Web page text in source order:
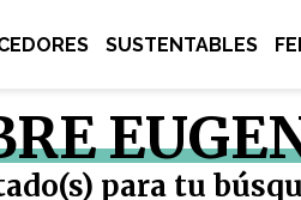
SUSTENTABLES
para tu